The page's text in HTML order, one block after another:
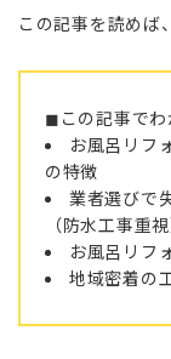
この記事を読めば
◼︎この記事でわ
お風呂リフ
の特徴
業者選びで
（防水工事重視
お風呂リフ
地域密着の